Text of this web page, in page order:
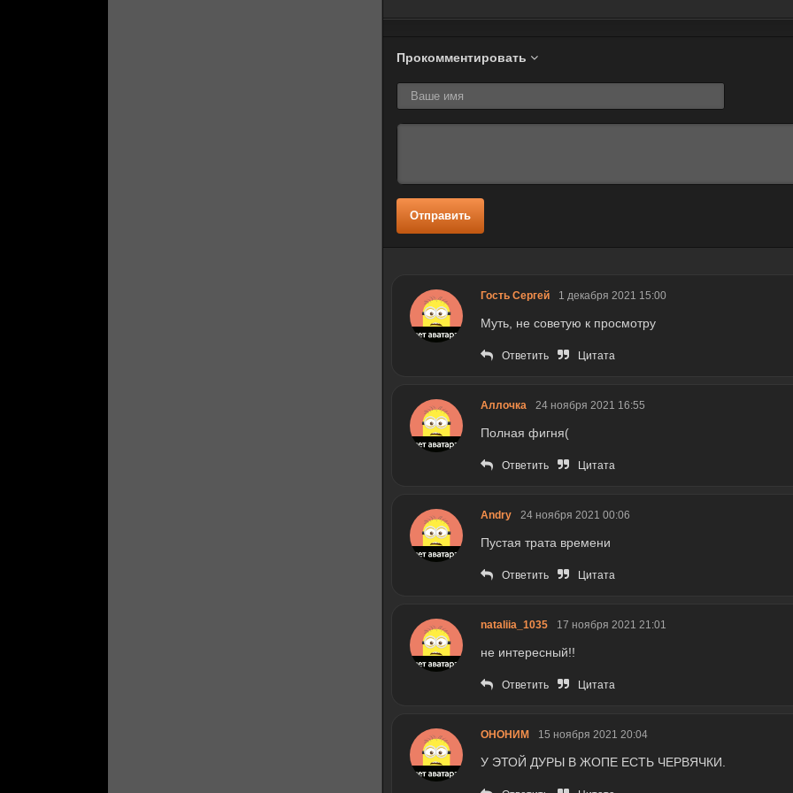
Прокомментировать
Отправить
Гость Сергей 1 декабря 2021 15:00
Муть, не советую к просмотру
Ответить Цитата
Аллочка 24 ноября 2021 16:55
Полная фигня(
Ответить Цитата
Andry 24 ноября 2021 00:06
Пустая трата времени
Ответить Цитата
nataliia_1035 17 ноября 2021 21:01
не интересный!!
Ответить Цитата
ОНОНИМ 15 ноября 2021 20:04
У ЭТОЙ ДУРЫ В ЖОПЕ ЕСТЬ ЧЕРВЯЧКИ.